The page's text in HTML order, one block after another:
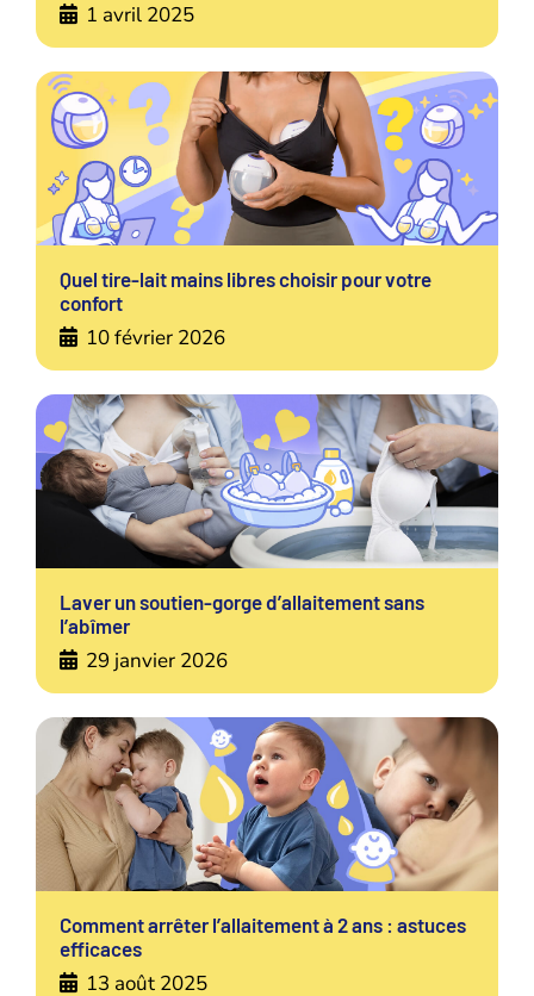
1 avril 2025
Quel tire-lait mains libres choisir pour votre
confort
10 février 2026
Laver un soutien-gorge d’allaitement sans
l’abîmer
29 janvier 2026
Comment arrêter l’allaitement à 2 ans : astuces
efficaces
13 août 2025